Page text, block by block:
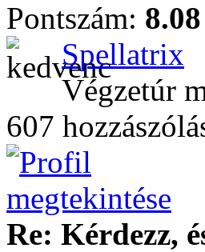
Pontszám: 8.08
Spellatrix
Végzetúr
607
Re: Kérdezz,